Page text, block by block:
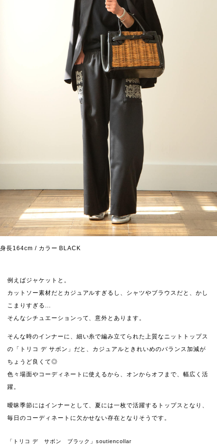
身長164cm / カラー BLACK
例えばジャケットと。
カットソー素材だとカジュアルすぎるし、シャツやブラウスだと、かし
こまりすぎる...
そんなシチュエーションって、意外とあります。
そんな時のインナーに、細い糸で編み立てられた上質なニットトップス
の「トリコ デ サボン」だと、カジュアルときれいめのバランス加減が
ちょうど良くて◎
色々場面やコーディネートに使えるから、オンからオフまで、幅広く活
躍。
曖昧季節にはインナーとして、夏には一枚で活躍するトップスとなり、
毎日のコーディネートに欠かせない存在となりそうです。
「トリコ デ サボン ブラック」soutiencollar